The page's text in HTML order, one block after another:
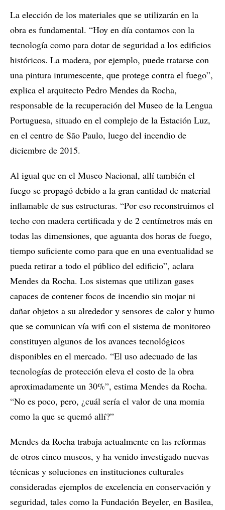
La elección de los materiales que se utilizarán en la
obra es fundamental. “Hoy en día contamos con la
tecnología como para dotar de seguridad a los edificios
históricos. La madera, por ejemplo, puede tratarse con
una pintura intumescente, que protege contra el fuego”,
explica el arquitecto Pedro Mendes da Rocha,
responsable de la recuperación del Museo de la Lengua
Portuguesa, situado en el complejo de la Estación Luz,
en el centro de São Paulo, luego del incendio de
diciembre de 2015.
Al igual que en el Museo Nacional, allí también el
fuego se propagó debido a la gran cantidad de material
inflamable de sus estructuras. “Por eso reconstruimos el
techo con madera certificada y de 2 centímetros más en
todas las dimensiones, que aguanta dos horas de fuego,
tiempo suficiente como para que en una eventualidad se
pueda retirar a todo el público del edificio”, aclara
Mendes da Rocha. Los sistemas que utilizan gases
capaces de contener focos de incendio sin mojar ni
dañar objetos a su alrededor y sensores de calor y humo
que se comunican vía wifi con el sistema de monitoreo
constituyen algunos de los avances tecnológicos
disponibles en el mercado. “El uso adecuado de las
tecnologías de protección eleva el costo de la obra
aproximadamente un 30%”, estima Mendes da Rocha.
“No es poco, pero, ¿cuál sería el valor de una momia
como la que se quemó allí?”
Mendes da Rocha trabaja actualmente en las reformas
de otros cinco museos, y ha venido investigado nuevas
técnicas y soluciones en instituciones culturales
consideradas ejemplos de excelencia en conservación y
seguridad, tales como la Fundación Beyeler, en Basilea,